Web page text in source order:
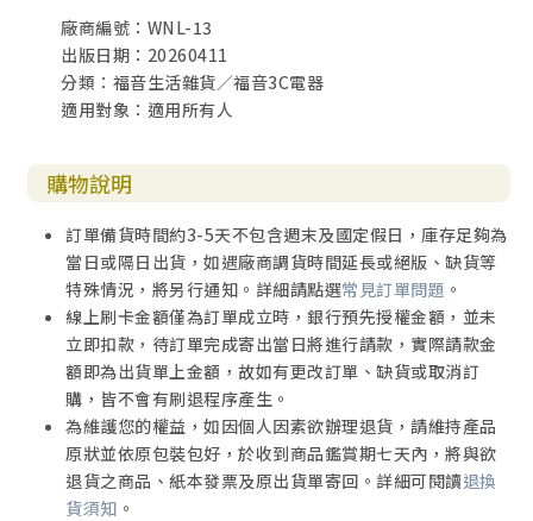
廠商編號：WNL-13
出版日期：20260411
分類：福音生活雜貨／福音3C電器
適用對象：適用所有人
購物說明
訂單備貨時間約3-5天不包含週末及國定假日，庫存足夠為
當日或隔日出貨，如遇廠商調貨時間延長或絕版、缺貨等
特殊情況，將另行通知。詳細請點選常見訂單問題 。
線上刷卡金額僅為訂單成立時，銀行預先授權金額，並未
立即扣款，待訂單完成寄出當日將進行請款，實際請款金
額即為出貨單上金額，故如有更改訂單、缺貨或取消訂
購，皆不會有刷退程序產生。
為維護您的權益，如因個人因素欲辦理退貨，請維持產品
原狀並依原包裝包好，於收到商品鑑賞期七天內，將與欲
退貨之商品、紙本發票及原出貨單寄回。詳細可閱讀退換
貨須知 。